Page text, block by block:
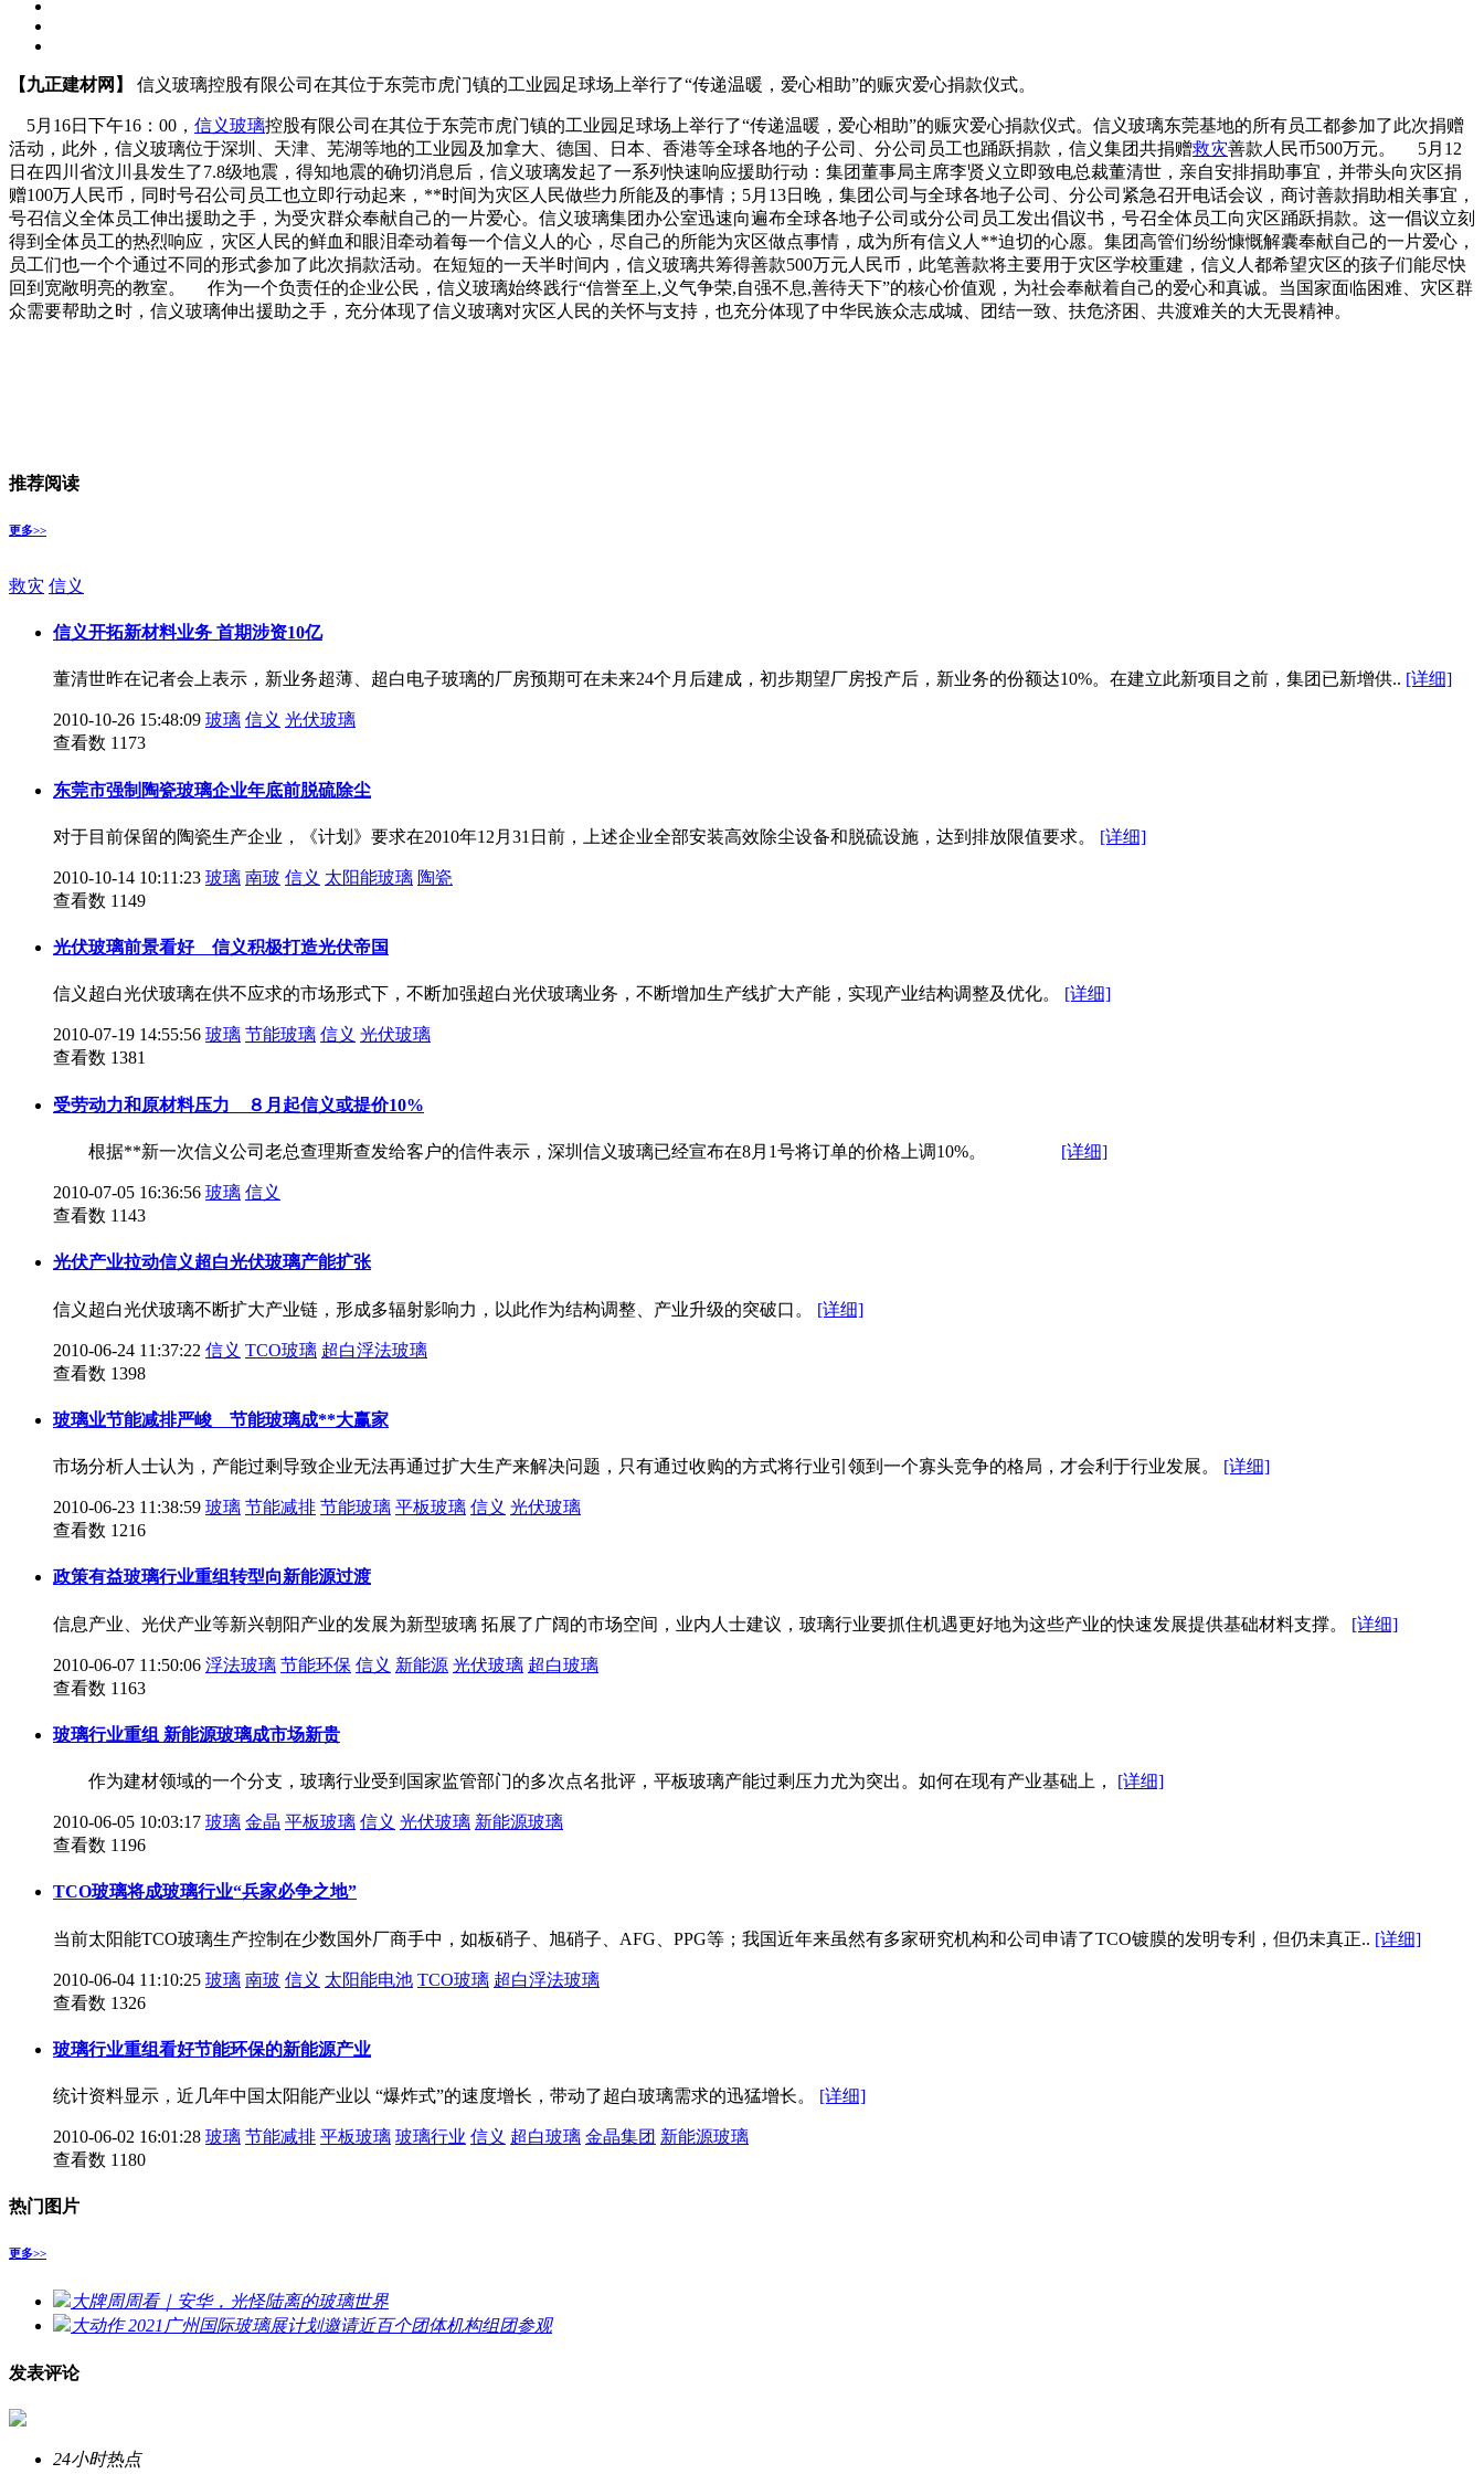
【九正建材网】 信义玻璃控股有限公司在其位于东莞市虎门镇的工业园足球场上举行了“传递温暖，爱心相助”的赈灾爱心捐款仪式。
5月16日下午16：00， 信义玻璃控股有限公司在其位于东莞市虎门镇的工业园足球场上举行了“传递温暖，爱心相助”的赈灾爱心捐款仪式。信义玻璃东莞基地的所有员工都参加了此次捐赠
活动，此外，信义玻璃位于深圳、天津、芜湖等地的工业园及加拿大、德国、日本、香港等全球各地的子公司、分公司员工也踊跃捐款，信义集团共捐赠救灾善款人民币500万元。 5月12
日在四川省汶川县发生了7.8级地震，得知地震的确切消息后，信义玻璃发起了一系列快速响应援助行动：集团董事局主席李贤义立即致电总裁董清世，亲自安排捐助事宜，并带头向灾区捐
赠100万人民币，同时号召公司员工也立即行动起来，**时间为灾区人民做些力所能及的事情；5月13日晚，集团公司与全球各地子公司、分公司紧急召开电话会议，商讨善款捐助相关事宜，
号召信义全体员工伸出援助之手，为受灾群众奉献自己的一片爱心。信义玻璃集团办公室迅速向遍布全球各地子公司或分公司员工发出倡议书，号召全体员工向灾区踊跃捐款。这一倡议立刻
得到全体员工的热烈响应，灾区人民的鲜血和眼泪牵动着每一个信义人的心，尽自己的所能为灾区做点事情，成为所有信义人**迫切的心愿。集团高管们纷纷慷慨解囊奉献自己的一片爱心，
员工们也一个个通过不同的形式参加了此次捐款活动。在短短的一天半时间内，信义玻璃共筹得善款500万元人民币，此笔善款将主要用于灾区学校重建，信义人都希望灾区的孩子们能尽快
回到宽敞明亮的教室。 作为一个负责任的企业公民，信义玻璃始终践行“信誉至上,义气争荣,自强不息,善待天下”的核心价值观，为社会奉献着自己的爱心和真诚。当国家面临困难、灾区群
众需要帮助之时，信义玻璃伸出援助之手，充分体现了信义玻璃对灾区人民的关怀与支持，也充分体现了中华民族众志成城、团结一致、扶危济困、共渡难关的大无畏精神。
推荐阅读
更多>>
救灾 信义
信义开拓新材料业务 首期涉资10亿
董清世昨在记者会上表示，新业务超薄、超白电子玻璃的厂房预期可在未来24个月后建成，初步期望厂房投产后，新业务的份额达10%。在建立此新项目之前，集团已新增供.. [详细]
2010-10-26 15:48:09 玻璃 信义 光伏玻璃
查看数 1173
东莞市强制陶瓷玻璃企业年底前脱硫除尘
对于目前保留的陶瓷生产企业，《计划》要求在2010年12月31日前，上述企业全部安装高效除尘设备和脱硫设施，达到排放限值要求。 [详细]
2010-10-14 10:11:23 玻璃 南玻 信义 太阳能玻璃 陶瓷
查看数 1149
光伏玻璃前景看好 信义积极打造光伏帝国
信义超白光伏玻璃在供不应求的市场形式下，不断加强超白光伏玻璃业务，不断增加生产线扩大产能，实现产业结构调整及优化。 [详细]
2010-07-19 14:55:56 玻璃 节能玻璃 信义 光伏玻璃
查看数 1381
受劳动力和原材料压力 ８月起信义或提价10%
根据**新一次信义公司老总查理斯查发给客户的信件表示，深圳信义玻璃已经宣布在8月1号将订单的价格上调10%。 [详细]
2010-07-05 16:36:56 玻璃 信义
查看数 1143
光伏产业拉动信义超白光伏玻璃产能扩张
信义超白光伏玻璃不断扩大产业链，形成多辐射影响力，以此作为结构调整、产业升级的突破口。 [详细]
2010-06-24 11:37:22 信义 TCO玻璃 超白浮法玻璃
查看数 1398
玻璃业节能减排严峻 节能玻璃成**大赢家
市场分析人士认为，产能过剩导致企业无法再通过扩大生产来解决问题，只有通过收购的方式将行业引领到一个寡头竞争的格局，才会利于行业发展。 [详细]
2010-06-23 11:38:59 玻璃 节能减排 节能玻璃 平板玻璃 信义 光伏玻璃
查看数 1216
政策有益玻璃行业重组转型向新能源过渡
信息产业、光伏产业等新兴朝阳产业的发展为新型玻璃 拓展了广阔的市场空间，业内人士建议，玻璃行业要抓住机遇更好地为这些产业的快速发展提供基础材料支撑。 [详细]
2010-06-07 11:50:06 浮法玻璃 节能环保 信义 新能源 光伏玻璃 超白玻璃
查看数 1163
玻璃行业重组 新能源玻璃成市场新贵
作为建材领域的一个分支，玻璃行业受到国家监管部门的多次点名批评，平板玻璃产能过剩压力尤为突出。如何在现有产业基础上， [详细]
2010-06-05 10:03:17 玻璃 金晶 平板玻璃 信义 光伏玻璃 新能源玻璃
查看数 1196
TCO玻璃将成玻璃行业“兵家必争之地”
当前太阳能TCO玻璃生产控制在少数国外厂商手中，如板硝子、旭硝子、AFG、PPG等；我国近年来虽然有多家研究机构和公司申请了TCO镀膜的发明专利，但仍未真正.. [详细]
2010-06-04 11:10:25 玻璃 南玻 信义 太阳能电池 TCO玻璃 超白浮法玻璃
查看数 1326
玻璃行业重组看好节能环保的新能源产业
统计资料显示，近几年中国太阳能产业以 “爆炸式”的速度增长，带动了超白玻璃需求的迅猛增长。 [详细]
2010-06-02 16:01:28 玻璃 节能减排 平板玻璃 玻璃行业 信义 超白玻璃 金晶集团 新能源玻璃
查看数 1180
热门图片
更多>>
大牌周周看｜安华，光怪陆离的玻璃世界
大动作 2021广州国际玻璃展计划邀请近百个团体机构组团参观
发表评论
24小时热点